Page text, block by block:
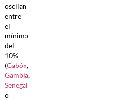
oscilan
entre
el
mínimo
del
10%
(Gabón,
Gambia,
Senegal
o